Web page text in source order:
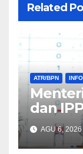
Related
ATR/BPN
dan
AGU 6, 2026